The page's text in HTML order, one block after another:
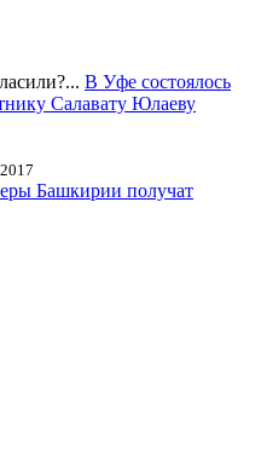
В Уфе состоялось
Салавату Юлаеву
Башкирии получат